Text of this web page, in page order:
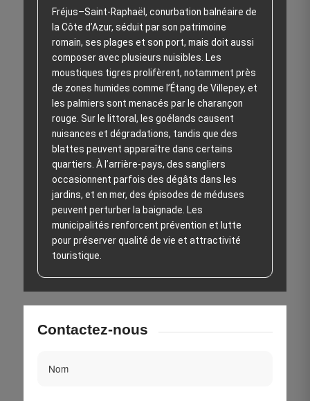
Fréjus–Saint‑Raphaël, conurbation balnéaire de
la Côte d’Azur, séduit par son patrimoine
romain, ses plages et son port, mais doit aussi
composer avec plusieurs nuisibles. Les
moustiques tigres prolifèrent, notamment près
de zones humides comme l’Étang de Villepey, et
les palmiers sont menacés par le charançon
rouge. Sur le littoral, les goélands causent
nuisances et dégradations, tandis que des
blattes peuvent apparaître dans certains
quartiers. À l’arrière-pays, des sangliers
occasionnent parfois des dégâts dans les
jardins, et en mer, des épisodes de méduses
peuvent perturber la baignade. Les
municipalités renforcent prévention et lutte
pour préserver qualité de vie et attractivité
touristique.
Contactez-nous